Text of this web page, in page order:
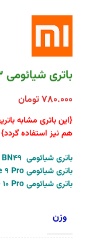
باتری شیائومی Xiaomi Battery BN53
۷۸۰.۰۰۰تومان
هم نیز استفاده گردد}
باتری شیائومی BN49 – اورجینال
باتری شیائومی Redmi Note 9 Pro
باتری شیائومی Redmi Note 10 Pro
وزن